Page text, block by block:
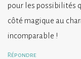
pour les possibilités
côté magique au
incomparable !
Répondre